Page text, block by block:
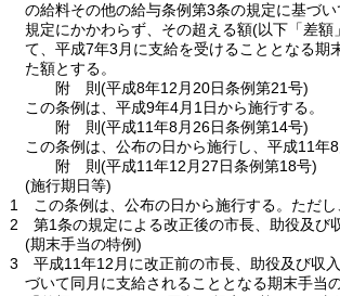
の給料その他の給与条例第3条の規定に基づ
規定にかかわらず、その超える額(以下「差額
て、平成7年3月に支給を受けることとなる期
た額とする。
附 則(平成8年12月20日条例第21号)
この条例は、平成9年4月1日から施行する。
附 則(平成11年8月26日条例第14号)
この条例は、公布の日から施行し、平成11年8
附 則(平成11年12月27日条例第18号)
(施行期日等)
1
この条例は、公布の日から施行する。 ただ
2
第1条の規定による改正後の市長、助役及び
(期末手当の特例)
3
平成11年12月に改正前の市長、助役及び収
づいて同月に支給されることとなる期末手当